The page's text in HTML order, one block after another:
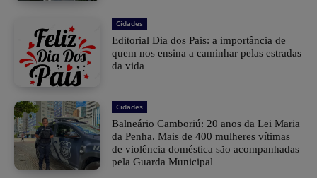
Cidades
Editorial Dia dos Pais: a importância de
quem nos ensina a caminhar pelas estradas
da vida
Cidades
Balneário Camboriú: 20 anos da Lei Maria
da Penha. Mais de 400 mulheres vítimas
de violência doméstica são acompanhadas
pela Guarda Municipal